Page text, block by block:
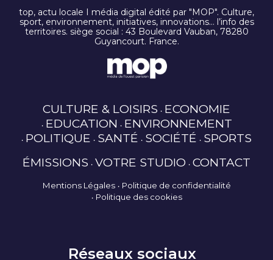
top, actu locale I média digital édité par "MOP". Culture,
sport, environnement, initiatives, innovations… l’info des
territoires. siège social : 43 Boulevard Vauban, 78280
Guyancourt. France.
CULTURE & LOISIRS ECONOMIE
EDUCATION ENVIRONNEMENT
POLITIQUE SANTÉ SOCIÉTÉ SPORTS
ÉMISSIONS VOTRE STUDIO CONTACT
Mentions Légales
Politique de confidentialité
Politique des cookies
Réseaux sociaux